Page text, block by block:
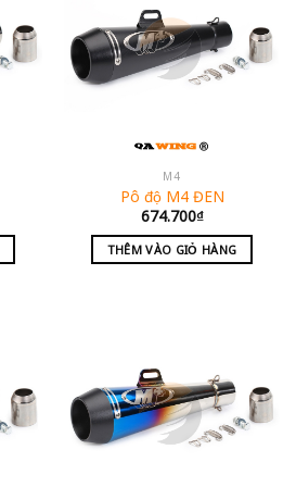
M4
Pô độ M4 ĐEN
674.700₫
THÊM VÀO GIỎ HÀNG